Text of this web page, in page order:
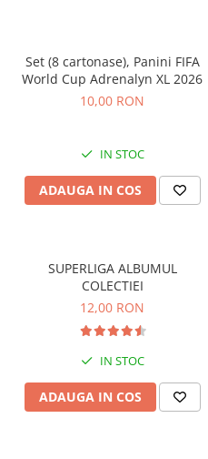
Set (8 cartonase), Panini FIFA
World Cup Adrenalyn XL 2026
10,00 RON
IN STOC
ADAUGA IN COS
SUPERLIGA ALBUMUL
COLECTIEI
12,00 RON
IN STOC
ADAUGA IN COS